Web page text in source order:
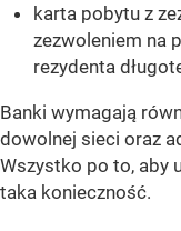
karta pobytu z
zezwoleniem na
rezydenta
Banki wymagają
dowolnej sieci oraz
Wszystko po to, aby
taka konieczność.